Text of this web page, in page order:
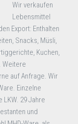
Wir verkaufen
Lebensmittel
Export: Enthalten
Snacks, Müsli,
Kuchen,
Weitere
auf Anfrage. Wir
Einzelne
LKW. 29 Jahre
und